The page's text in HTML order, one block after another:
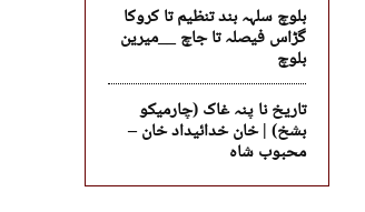
بلوچ سلہہ بند تنظیم تا کروکا
گڑاس فیصلہ تا جاچ __میرین
بلوچ
تاریخ نا پنہ غاک (چارمیکو
بشخ) | خان خدائیداد خان –
محبوب شاہ